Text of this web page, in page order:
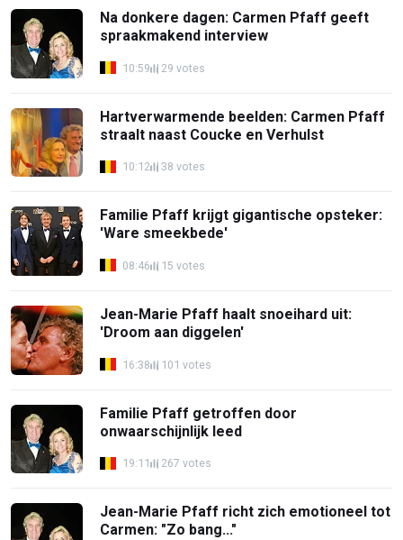
Na donkere dagen: Carmen Pfaff geeft
spraakmakend interview
10:59 29 votes
Hartverwarmende beelden: Carmen Pfaff
straalt naast Coucke en Verhulst
10:12 38 votes
Familie Pfaff krijgt gigantische opsteker:
'Ware smeekbede'
08:46 15 votes
Jean-Marie Pfaff haalt snoeihard uit:
'Droom aan diggelen'
16:38 101 votes
Familie Pfaff getroffen door
onwaarschijnlijk leed
19:11 267 votes
Jean-Marie Pfaff richt zich emotioneel tot
Carmen: "Zo bang..."